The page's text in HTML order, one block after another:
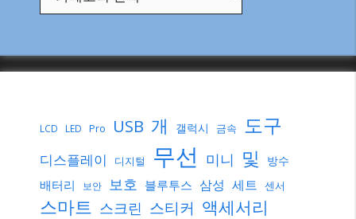
LCD LED Pro USB 개 갤럭시 금속 도구
디스플레이 디지털 무선 미니 및 방수
배터리 보안 보호 블루투스 삼성 세트 센서
스마트 스크린 스티커 액세서리